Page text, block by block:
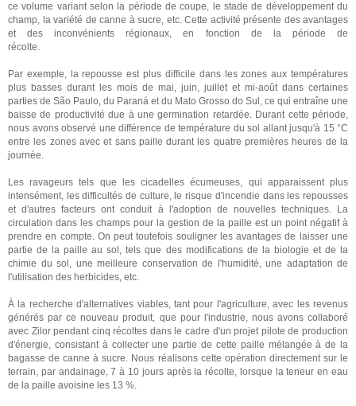
ce volume variant selon la période de coupe, le stade de développement du
champ, la variété de canne à sucre, etc. Cette activité présente des avantages
et des inconvénients régionaux, en fonction de la période de
récolte.
Par exemple, la repousse est plus difficile dans les zones aux températures
plus basses durant les mois de mai, juin, juillet et mi-août dans certaines
parties de São Paulo, du Paraná et du Mato Grosso do Sul, ce qui entraîne une
baisse de productivité due à une germination retardée. Durant cette période,
nous avons observé une différence de température du sol allant jusqu'à 15 °C
entre les zones avec et sans paille durant les quatre premières heures de la
journée.
Les ravageurs tels que les cicadelles écumeuses, qui apparaissent plus
intensément, les difficultés de culture, le risque d'incendie dans les repousses
et d'autres facteurs ont conduit à l'adoption de nouvelles techniques. La
circulation dans les champs pour la gestion de la paille est un point négatif à
prendre en compte. On peut toutefois souligner les avantages de laisser une
partie de la paille au sol, tels que des modifications de la biologie et de la
chimie du sol, une meilleure conservation de l'humidité, une adaptation de
l'utilisation des herbicides, etc.
À la recherche d'alternatives viables, tant pour l'agriculture, avec les revenus
générés par ce nouveau produit, que pour l'industrie, nous avons collaboré
avec Zilor pendant cinq récoltes dans le cadre d'un projet pilote de production
d'énergie, consistant à collecter une partie de cette paille mélangée à de la
bagasse de canne à sucre. Nous réalisons cette opération directement sur le
terrain, par andainage, 7 à 10 jours après la récolte, lorsque la teneur en eau
de la paille avoisine les 13 %.